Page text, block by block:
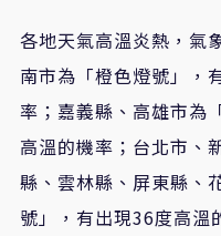
各地天氣高溫炎熱，氣
南市為「橙色燈號」，
率；嘉義縣、高雄市為
高溫的機率；台北市、
縣、雲林縣、屏東縣、
號」，有出現36度高溫